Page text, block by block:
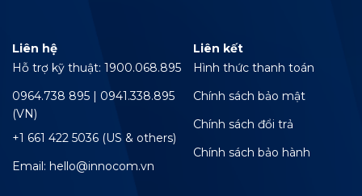
Liên hệ
Hỗ trợ kỹ thuật: 1900.068.895
0964.738 895 | 0941.338.895
(VN)
+1 661 422 5036 (US & others)
Email: hello@innocom.vn
Liên kết
Hình thức thanh toán
Chính sách bảo mật
Chính sách đổi trả
Chính sách bảo hành